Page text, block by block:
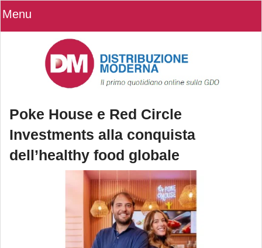
Menu
Poke House e Red Circle
Investments alla conquista
dell’healthy food globale